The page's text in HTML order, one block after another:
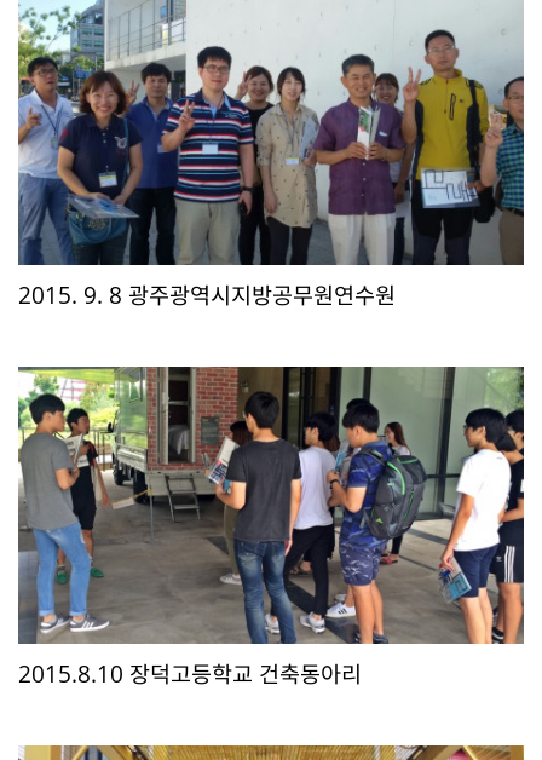
2015. 9. 8 광주광역시지방공무원연수원
2015.8.10 장덕고등학교 건축동아리